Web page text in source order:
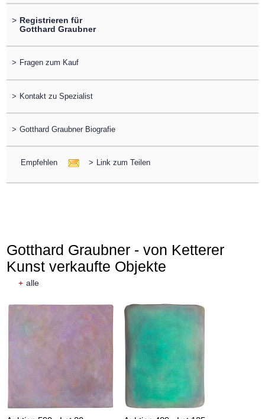
> Registrieren für
Gotthard Graubner
> Fragen zum Kauf
> Kontakt zu Spezialist
> Gotthard Graubner Biografie
Empfehlen > Link zum Teilen
Gotthard Graubner - von Ketterer
Kunst verkaufte Objekte
+ alle